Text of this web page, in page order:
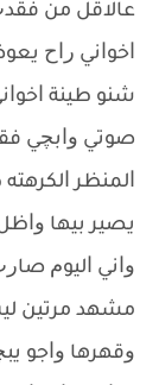
ﻋﺎﻻﻗﻞ ﻣﻦ
ﺍﺧﻮﺍﻧﻲ ﺭﺍﺡ
ﺷﻨﻮ ﻃﻴﻨﺔ
ﺻﻮﺗﻲ ﻭﺍﺑﭽﻲ
ﺍﻟﻤﻨﻈﺮ
ﻳﺼﻴﺮ ﺑﻴﻬﺎ
ﻭﺍﻧﻲ ﺍﻟﻴﻮﻡ
ﻣﺸﻬﺪ ﻣﺮﺗﻴﻦ
ﻭﻗﻬﺮﻫﺎ ﻭﺍﺟﻮ